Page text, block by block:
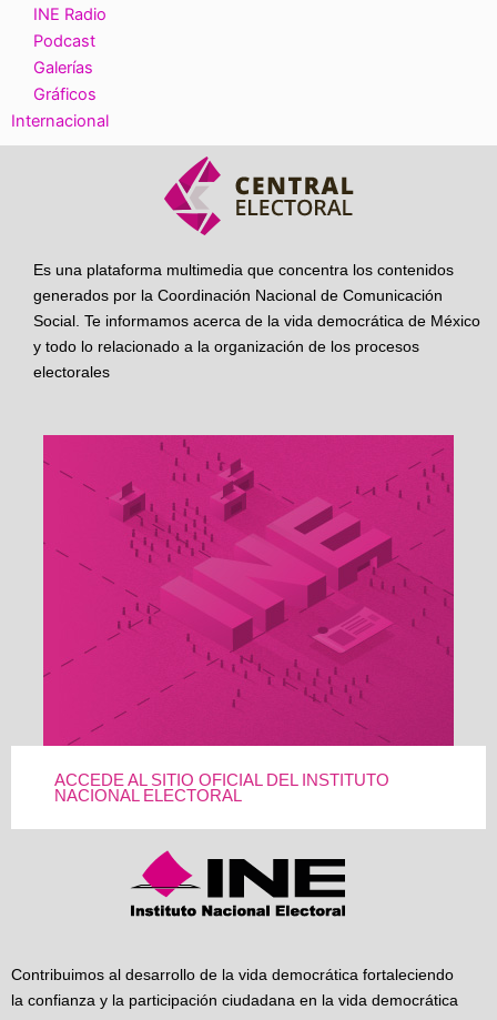
INE Radio
Podcast
Galerías
Gráficos
Internacional
Es una plataforma multimedia que concentra los contenidos
generados por la Coordinación Nacional de Comunicación
Social. Te informamos acerca de la vida democrática de México
y todo lo relacionado a la organización de los procesos
electorales
ACCEDE AL SITIO OFICIAL DEL INSTITUTO
NACIONAL ELECTORAL
Contribuimos al desarrollo de la vida democrática fortaleciendo
la confianza y la participación ciudadana en la vida democrática